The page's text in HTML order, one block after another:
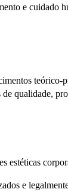
e
qualidade,
e